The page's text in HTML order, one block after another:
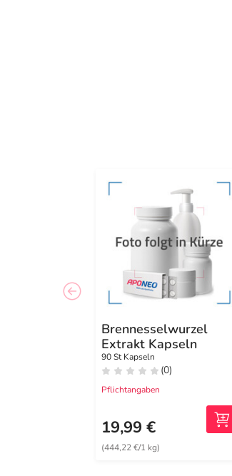
Brennesselwurzel
Extrakt Kapseln
90 St Kapseln
(0)
Pflichtangaben
19,99 €
(444,22 €/1 kg)